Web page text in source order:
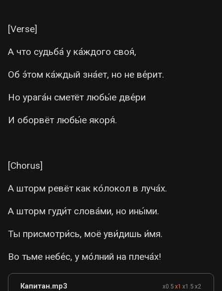
[Verse]
А что судьба́ у ка́ждого своя́,
Об э́том ка́ждый зна́ет, но не ве́рит.
Но урага́н сметёт любы́е две́ри
И оборвёт любы́е якоря́.
[Chorus]
А шторм ревёт как ко́локол в луча́х.
А шторм гуди́т слова́ми, но ины́ми.
Ты присмотри́сь, моё уви́дишь и́мя.
Во тьме небе́с, у мо́лний на плеча́х!
Капитан.mp3 x0.5 x1 x1.5 x2